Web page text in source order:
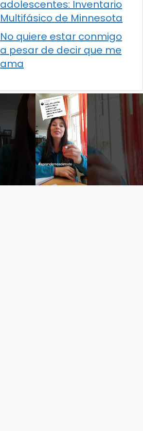
adolescentes: Inventario
Multifásico de Minnesota
No quiere estar conmigo
a pesar de decir que me
ama